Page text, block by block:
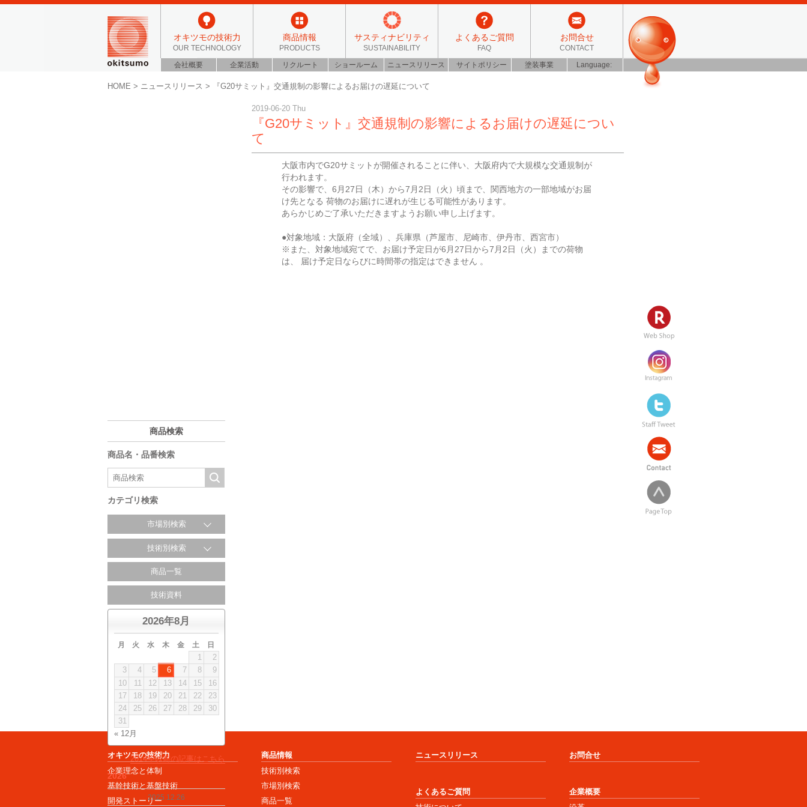
オキツモの技術力
OUR TECHNOLOGY
商品情報
PRODUCTS
サスティナビリティ
SUSTAINABILITY
よくあるご質問
FAQ
お問合せ
CONTACT
会社概要 企業活動 リクルート ショールーム ニュースリリース サイトポリシー 塗装事業 Language:
HOME > ニュースリリース > 『G20サミット』交通規制の影響によるお届けの遅延について
商品検索
商品名・品番検索
カテゴリ検索
市場別検索
技術別検索
商品一覧
技術資料
2026年8月
月 火 水 木 金 土 日
1
2
3
4 5 6 7 8
9
10
11 12 13 14 15
16
17
18 19 20 21 22
23
24
25 26 27 28 29
30
31
« 12月
2014年以前の記事はこちら
2026
2025.12.26
2019-06-20 Thu
『G20サミット』交通規制の影響によるお届けの遅延につい
て
大阪市内でG20サミットが開催されることに伴い、大阪府内で大規模な交通規制が
行われます。
その影響で、6月27日（木）から7月2日（火）頃まで、関西地方の一部地域がお届
け先となる 荷物のお届けに遅れが生じる可能性があります。
あらかじめご了承いただきますようお願い申し上げます。
●対象地域：大阪府（全域）、兵庫県（芦屋市、尼崎市、伊丹市、西宮市）
※また、対象地域宛てで、お届け予定日が6月27日から7月2日（火）までの荷物
は、 届け予定日ならびに時間帯の指定はできません 。
オキツモの技術力
企業理念と体制
基幹技術と基盤技術
開発ストーリー
商品情報
技術別検索
市場別検索
商品一覧
ニュースリリース
よくあるご質問
お問合せ
企業概要